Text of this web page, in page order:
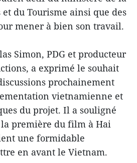
et du Tourisme ainsi que des
mener à bien son travail.
Simon, PDG et producteur
a exprimé le souhait
prochainement
vietnamienne et
du projet. Il a souligné
première du film à Hai
une formidable
en avant le Vietnam.